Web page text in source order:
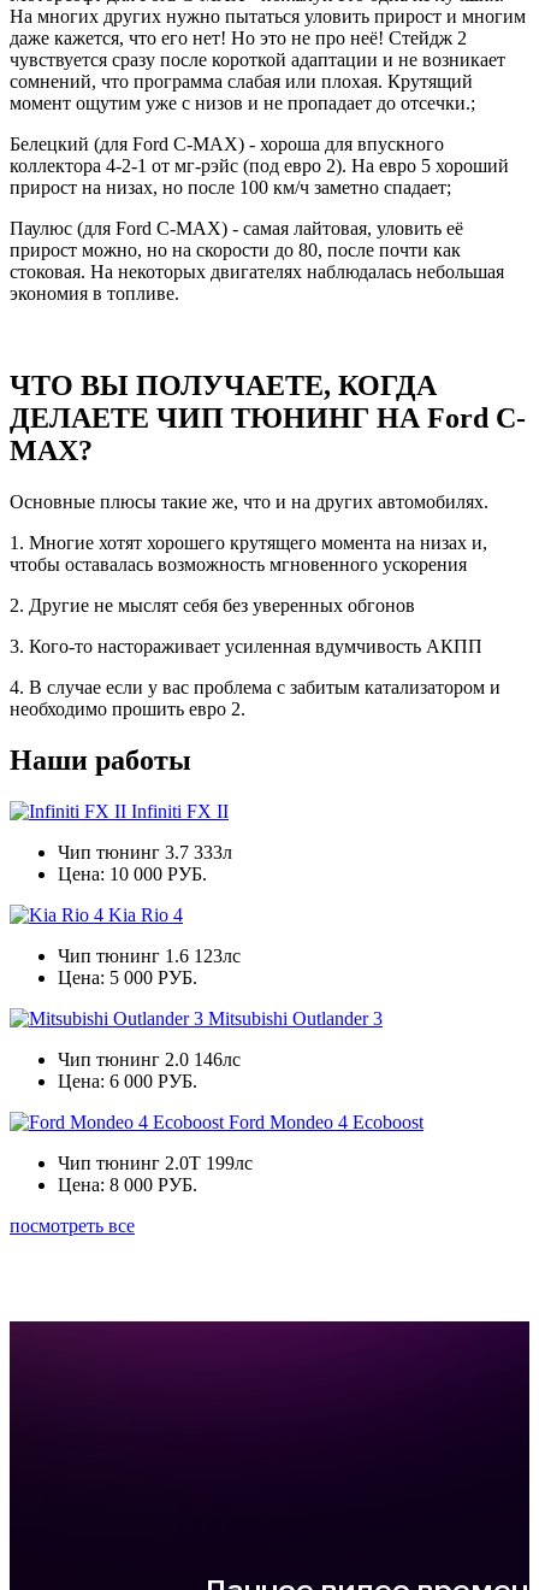
На многих других нужно пытаться уловить прирост и многим
даже кажется, что его нет! Но это не про неё! Стейдж 2
чувствуется сразу после короткой адаптации и не возникает
сомнений, что программа слабая или плохая. Крутящий
момент ощутим уже с низов и не пропадает до отсечки.;
Белецкий (для Ford C-MAX) - хороша для впускного
коллектора 4-2-1 от мг-рэйс (под евро 2). На евро 5 хороший
прирост на низах, но после 100 км/ч заметно спадает;
Паулюс (для Ford C-MAX) - самая лайтовая, уловить её
прирост можно, но на скорости до 80, после почти как
стоковая. На некоторых двигателях наблюдалась небольшая
экономия в топливе.
ЧТО ВЫ ПОЛУЧАЕТЕ, КОГДА
ДЕЛАЕТЕ ЧИП ТЮНИНГ НА Ford C-
MAX?
Основные плюсы такие же, что и на других автомобилях.
1. Многие хотят хорошего крутящего момента на низах и,
чтобы оставалась возможность мгновенного ускорения
2. Другие не мыслят себя без уверенных обгонов
3. Кого-то настораживает усиленная вдумчивость АКПП
4. В случае если у вас проблема с забитым катализатором и
необходимо прошить евро 2.
Наши работы
Infiniti FX II
Чип тюнинг 3.7 333л
Цена: 10 000 РУБ.
Kia Rio 4
Чип тюнинг 1.6 123лс
Цена: 5 000 РУБ.
Mitsubishi Outlander 3
Чип тюнинг 2.0 146лс
Цена: 6 000 РУБ.
Ford Mondeo 4 Ecoboost
Чип тюнинг 2.0Т 199лс
Цена: 8 000 РУБ.
посмотреть все